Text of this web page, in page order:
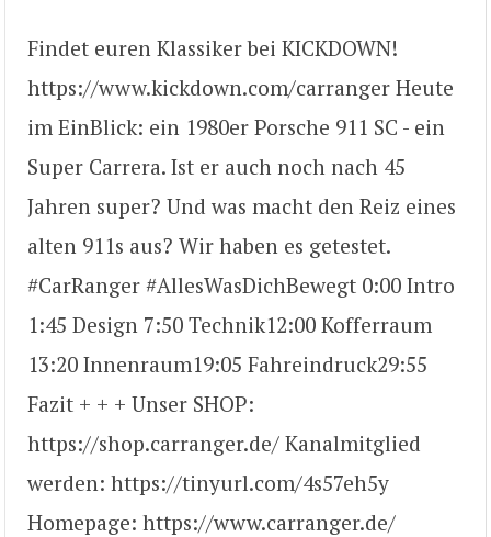
Findet euren Klassiker bei KICKDOWN!
https://www.kickdown.com/carranger Heute
im EinBlick: ein 1980er Porsche 911 SC - ein
Super Carrera. Ist er auch noch nach 45
Jahren super? Und was macht den Reiz eines
alten 911s aus? Wir haben es getestet.
#CarRanger #AllesWasDichBewegt 0:00​ Intro ​
1:45 Design 7:50 Technik ​12:00 Kofferraum
13:20 Innenraum ​19:05 Fahreindruck ​29:55
Fazit + + + Unser SHOP:
https://shop.carranger.de/ Kanalmitglied
werden: https://tinyurl.com/4s57eh5y
Homepage: https://www.carranger.de​/